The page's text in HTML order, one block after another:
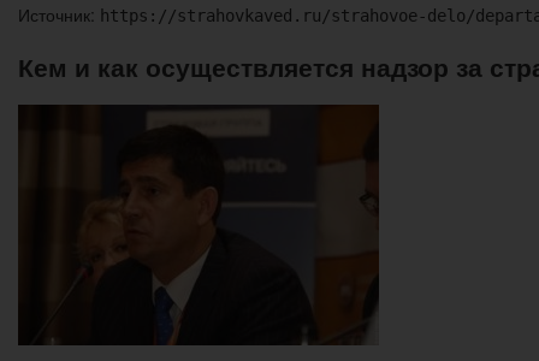
Источник: https://strahovkaved.ru/strahovoe-delo/
Кем и как осуществляется надзор за